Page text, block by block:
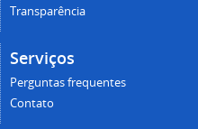
Transparência
Serviços
Perguntas frequentes
Contato